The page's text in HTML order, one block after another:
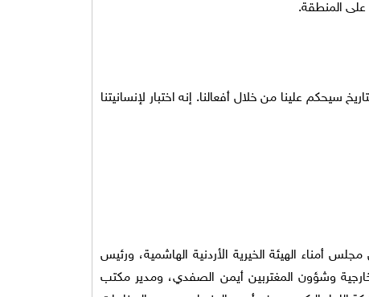
على المنطقة.
سيحكم علينا من خلال أفعالنا. إنه اختبار لإنسانيتنا
أمناء الهيئة الخيرية الأردنية الهاشمية، ورئيس
وشؤون المغتربين أيمن الصفدي، ومدير مكتب